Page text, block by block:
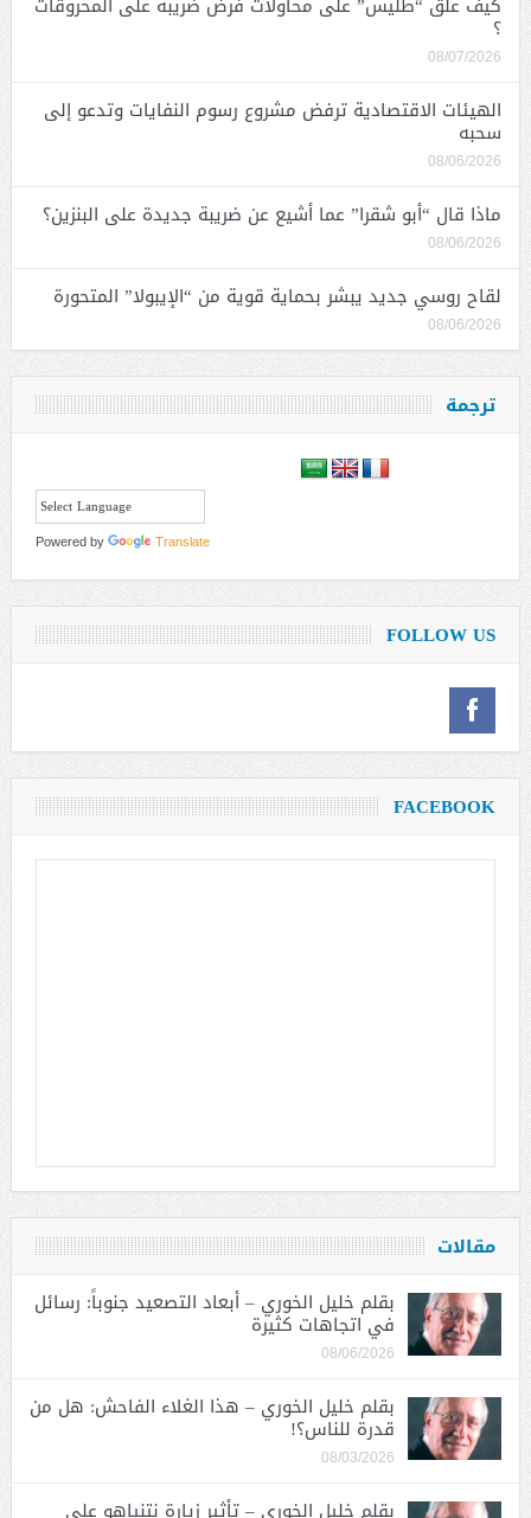
؟
08/07/2026
الهيئات الاقتصادية ترفض مشروع رسوم النفايات وتدعو إلى
سحبه
08/06/2026
ماذا قال “أبو شقرا” عما أشيع عن ضريبة جديدة على البنزين؟
08/06/2026
لقاح روسي جديد يبشر بحماية قوية من “الإيبولا” المتحورة
08/06/2026
ترجمة
Powered by Translate
FOLLOW US
FACEBOOK
مقالات
بقلم خليل الخوري – أبعاد التصعيد جنوباً: رسائل
في اتجاهات كثيرة
08/06/2026
بقلم خليل الخوري – هذا الغلاء الفاحش: هل من
قدرة للناس؟!
08/03/2026
بقلم خليل الخوري – تأثير زيارة نتنياهو على